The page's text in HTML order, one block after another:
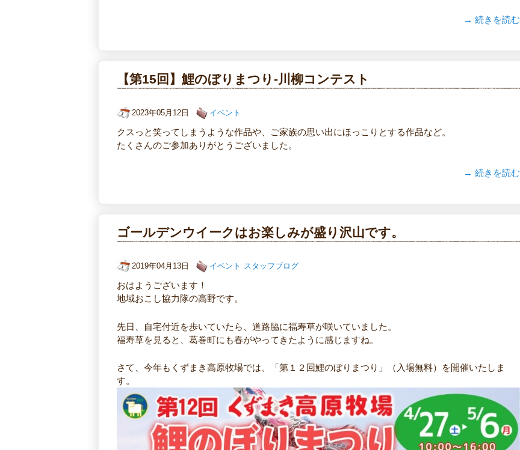
→ 続きを読む
【第15回】鯉のぼりまつり-川柳コンテスト
2023年05月12日 イベント
クスっと笑ってしまうような作品や、ご家族の思い出にほっこりとする作品など。
たくさんのご参加ありがとうございました。
→ 続きを読む
ゴールデンウイークはお楽しみが盛り沢山です。
2019年04月13日 イベント スタッフブログ
おはようございます！
地域おこし協力隊の高野です。
先日、自宅付近を歩いていたら、道路脇に福寿草が咲いていました。
福寿草を見ると、葛巻町にも春がやってきたように感じますね。
さて、今年もくずまき高原牧場では、「第１２回鯉のぼりまつり」（入場無料）を開催いたしま
す。